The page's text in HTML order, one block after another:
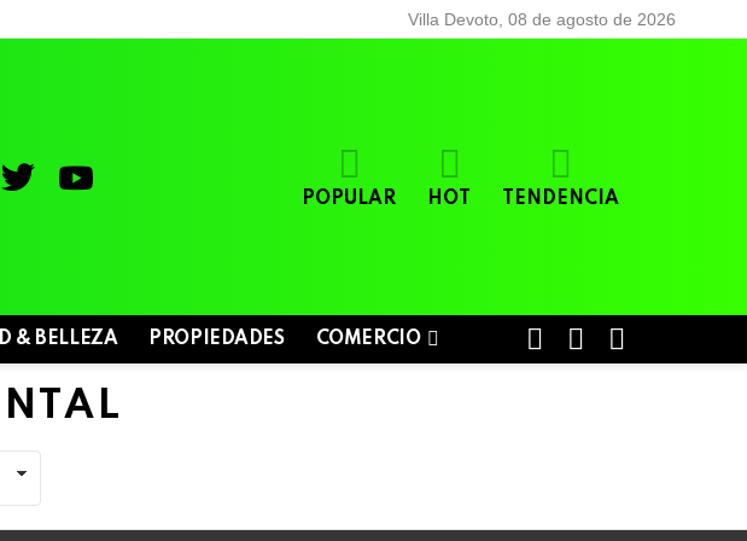
Villa Devoto, 08 de agosto de 2026
POPULAR HOT TENDENCIA
& BELLEZA PROPIEDADES COMERCIO
SWITCH
SKIN